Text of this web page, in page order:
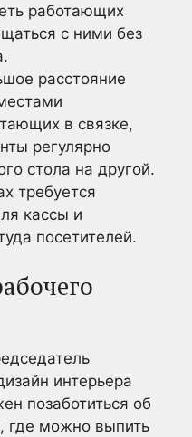
работающих
с ними без
расстояние
в связке,
регулярно
стола на другой.
требуется
кассы и
посетителей.
интерьера
позаботиться об
где можно выпить